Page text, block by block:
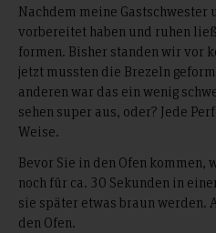
Nachdem meine Gastschwester
vorbereitet haben und ruhen
formen. Bisher standen wir vor
jetzt mussten die Brezeln
anderen war das ein wenig
sehen super aus, oder? Jede
Weise.
Bevor Sie in den Ofen
noch für ca. 30 Sekunden in
sie später etwas braun werden.
den Ofen.